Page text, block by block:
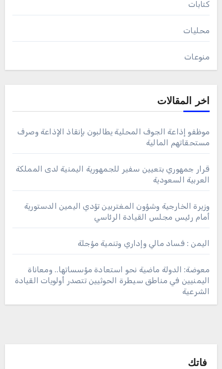
كتابات
محليات
منوعات
اخر المقالات
موظفو إذاعة الجوف المحلية يطالبون بإنقاذ الإذاعة وصرف
مستحقاتهم المالية
قرار جمهوري بتعيين سفير للجمهورية اليمنية لدى المملكة
العربية السعودية
وزيرة الخارجية وشؤون المغتربين تؤدي اليمين الدستورية
أمام رئيس مجلس القيادة الرئاسي
اليمن : فساد مالي وإداري وتنمية مؤجلة
معوضة: الدولة ماضية نحو استعادة مؤسساتها.. ومعاناة
اليمنيين في مناطق سيطرة الحوثيين تتصدر أولويات القيادة
الشرعية
فاتك